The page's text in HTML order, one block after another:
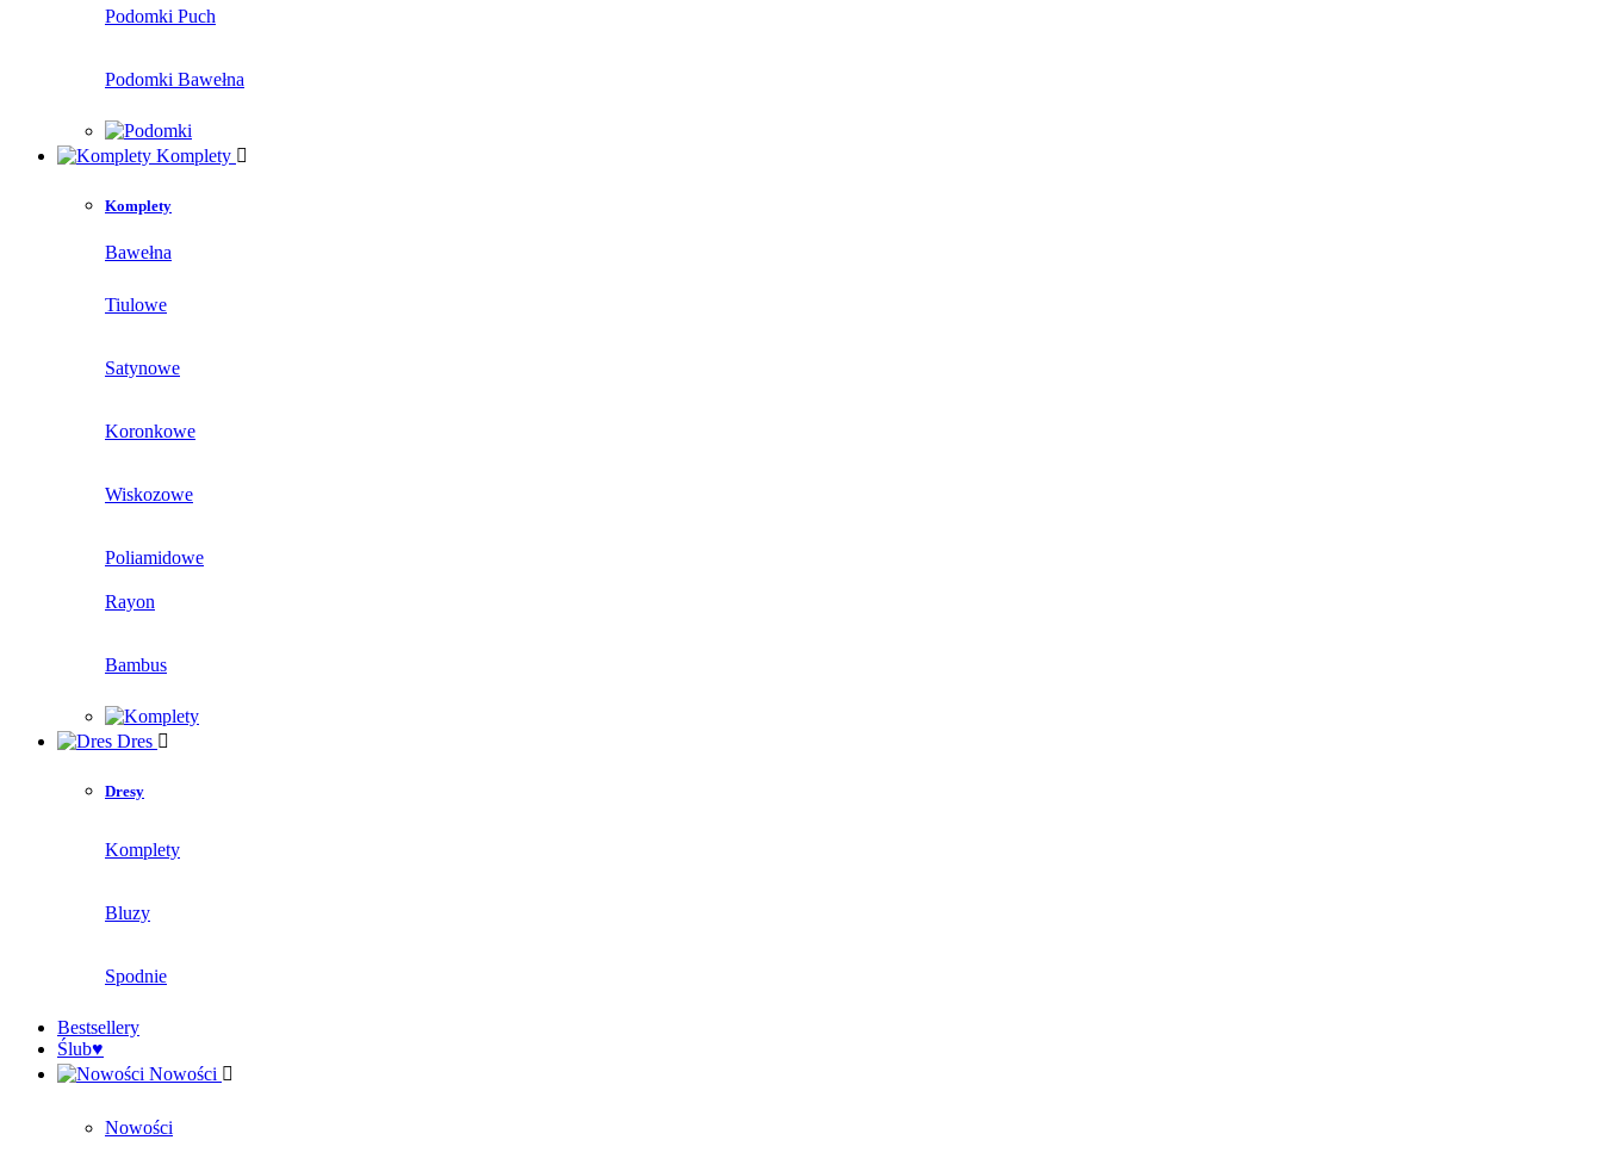
Podomki Puch
Podomki Bawełna
Komplety
Komplety
Bawełna
Tiulowe
Satynowe
Koronkowe
Wiskozowe
Poliamidowe
Rayon
Bambus
Dres
Dresy
Komplety
Bluzy
Spodnie
Bestsellery
Ślub♥
Nowości
Nowości